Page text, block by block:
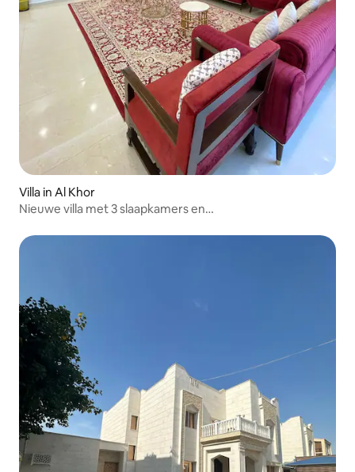
Villa in Al Khor
Nieuwe villa met 3 slaapkamers en